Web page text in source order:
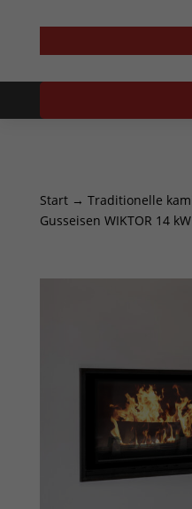
Start→ Traditionelle
Gusseisen WIKTOR 14